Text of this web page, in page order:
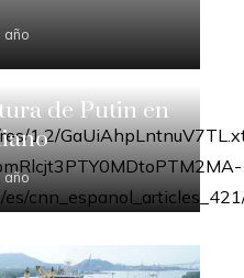
año
de Putin en
año